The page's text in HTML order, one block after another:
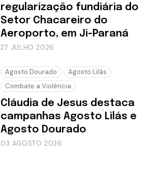
regularização fundiária do
Setor Chacareiro do
Aeroporto, em Ji-Paraná
27 JULHO 2026
Agosto Dourado
Agosto Lilás
Combate a Violência
Cláudia de Jesus destaca
campanhas Agosto Lilás e
Agosto Dourado
03 AGOSTO 2026